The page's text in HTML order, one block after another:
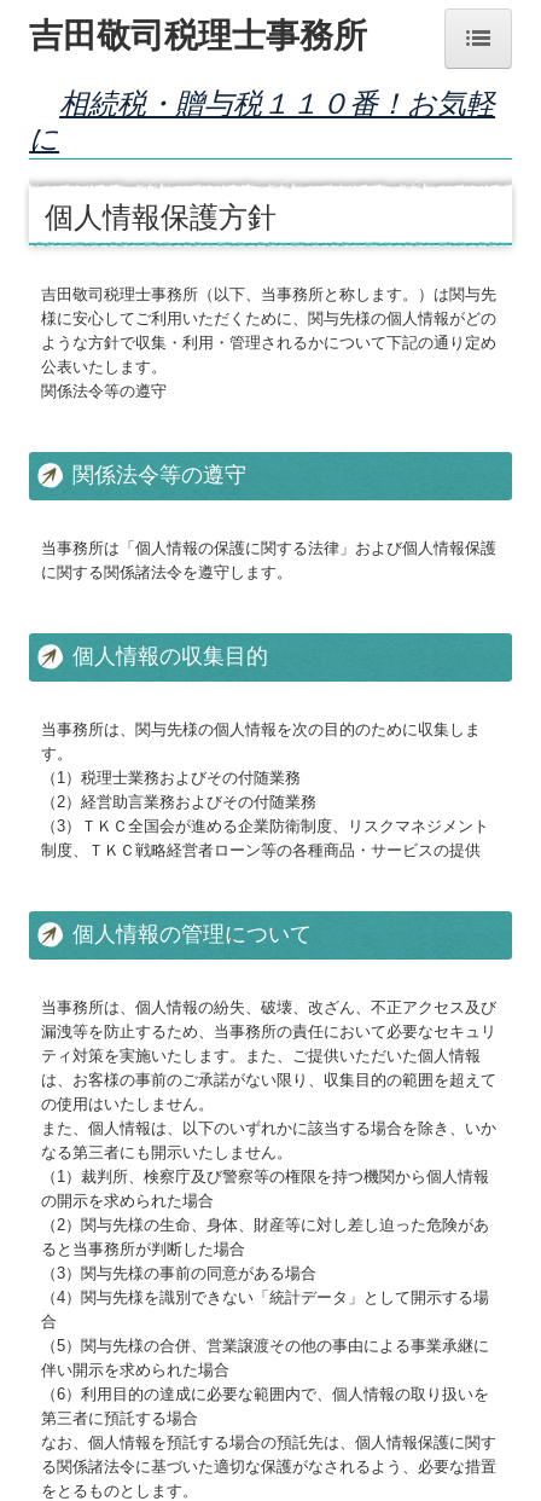
ホーム
お知らせ
事務所紹介
交通案内
業務案内
関連リンク
リンク集
お問合せ
補助金・助成金・融資情報
関与先向け融資商品ご紹介
経営革新等支援機関とは
個人情報保護方針
円満な相続・事業承継を支援
税務Q&A
Q&A経営相談
税務カレンダー
早期経営改善計画の策定支援
デジタル化・AI導入補助金
改正消費税への対応
e21まいスター
吉田敬司税理士事務所
相続税・贈与税１１０番！お気軽
に
個人情報保護方針
吉田敬司税理士事務所（以下、当事務所と称します。）は関与先
様に安心してご利用いただくために、関与先様の個人情報がどの
ような方針で収集・利用・管理されるかについて下記の通り定め
公表いたします。
関係法令等の遵守
関係法令等の遵守
当事務所は「個人情報の保護に関する法律」および個人情報保護
に関する関係諸法令を遵守します。
個人情報の収集目的
当事務所は、関与先様の個人情報を次の目的のために収集しま
す。
（1）税理士業務およびその付随業務
（2）経営助言業務およびその付随業務
（3）ＴＫＣ全国会が進める企業防衛制度、リスクマネジメント
制度、ＴＫＣ戦略経営者ローン等の各種商品・サービスの提供
個人情報の管理について
当事務所は、個人情報の紛失、破壊、改ざん、不正アクセス及び
漏洩等を防止するため、当事務所の責任において必要なセキュリ
ティ対策を実施いたします。また、ご提供いただいた個人情報
は、お客様の事前のご承諾がない限り、収集目的の範囲を超えて
の使用はいたしません。
また、個人情報は、以下のいずれかに該当する場合を除き、いか
なる第三者にも開示いたしません。
（1）裁判所、検察庁及び警察等の権限を持つ機関から個人情報
の開示を求められた場合
（2）関与先様の生命、身体、財産等に対し差し迫った危険があ
ると当事務所が判断した場合
（3）関与先様の事前の同意がある場合
（4）関与先様を識別できない「統計データ」として開示する場
合
（5）関与先様の合併、営業譲渡その他の事由による事業承継に
伴い開示を求められた場合
（6）利用目的の達成に必要な範囲内で、個人情報の取り扱いを
第三者に預託する場合
なお、個人情報を預託する場合の預託先は、個人情報保護に関す
る関係諸法令に基づいた適切な保護がなされるよう、必要な措置
をとるものとします。